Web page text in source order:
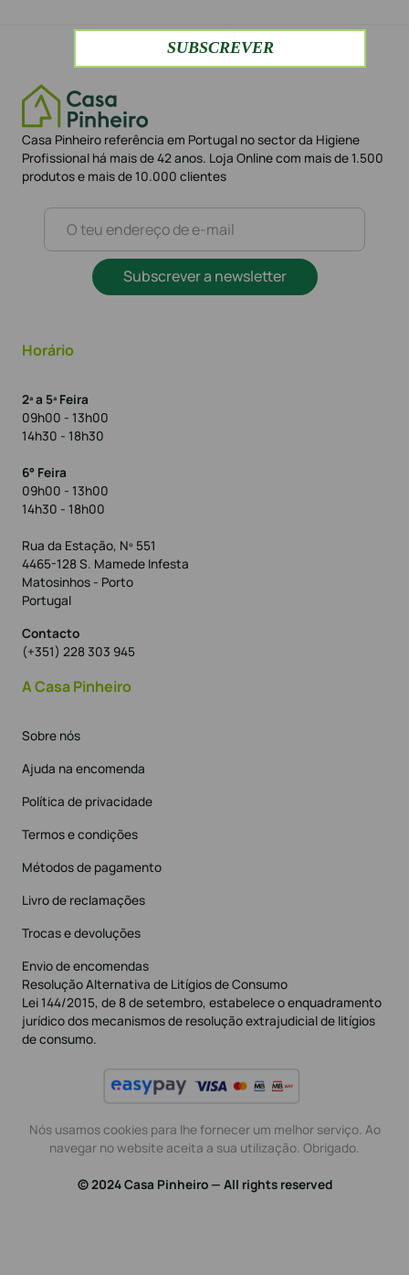
Casa Pinheiro referência em Portugal no sector da Higiene
Profissional há mais de 42 anos. Loja Online com mais de 1.500
produtos e mais de 10.000 clientes
Subscrever a newsletter
Horário
2ª a 5ª Feira
09h00 - 13h00
14h30 - 18h30
6° Feira
09h00 - 13h00
14h30 - 18h00
Rua da Estação, Nº 551
4465-128 S. Mamede Infesta
Matosinhos - Porto
Portugal
Contacto
(+351) 228 303 945
A Casa Pinheiro
Sobre nós
Ajuda na encomenda
Política de privacidade
Termos e condições
Métodos de pagamento
Livro de reclamações
Trocas e devoluções
Envio de encomendas
Resolução Alternativa de Litígios de Consumo
Lei 144/2015, de 8 de setembro, estabelece o enquadramento
jurídico dos mecanismos de resolução extrajudicial de litígios
de consumo.
Nós usamos cookies para lhe fornecer um melhor serviço. Ao
navegar no website aceita a sua utilização. Obrigado.
© 2024 Casa Pinheiro — All rights reserved